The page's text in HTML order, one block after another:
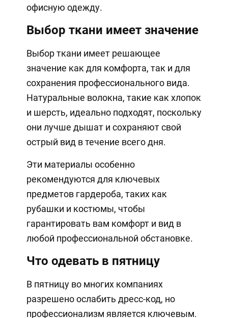
офисную одежду.
Выбор ткани имеет значение
Выбор ткани имеет решающее
значение как для комфорта, так и для
сохранения профессионального вида.
Натуральные волокна, такие как хлопок
и шерсть, идеально подходят, поскольку
они лучше дышат и сохраняют свой
острый вид в течение всего дня.
Эти материалы особенно
рекомендуются для ключевых
предметов гардероба, таких как
рубашки и костюмы, чтобы
гарантировать вам комфорт и вид в
любой профессиональной обстановке.
Что одевать в пятницу
В пятницу во многих компаниях
разрешено ослабить дресс-код, но
профессионализм является ключевым.